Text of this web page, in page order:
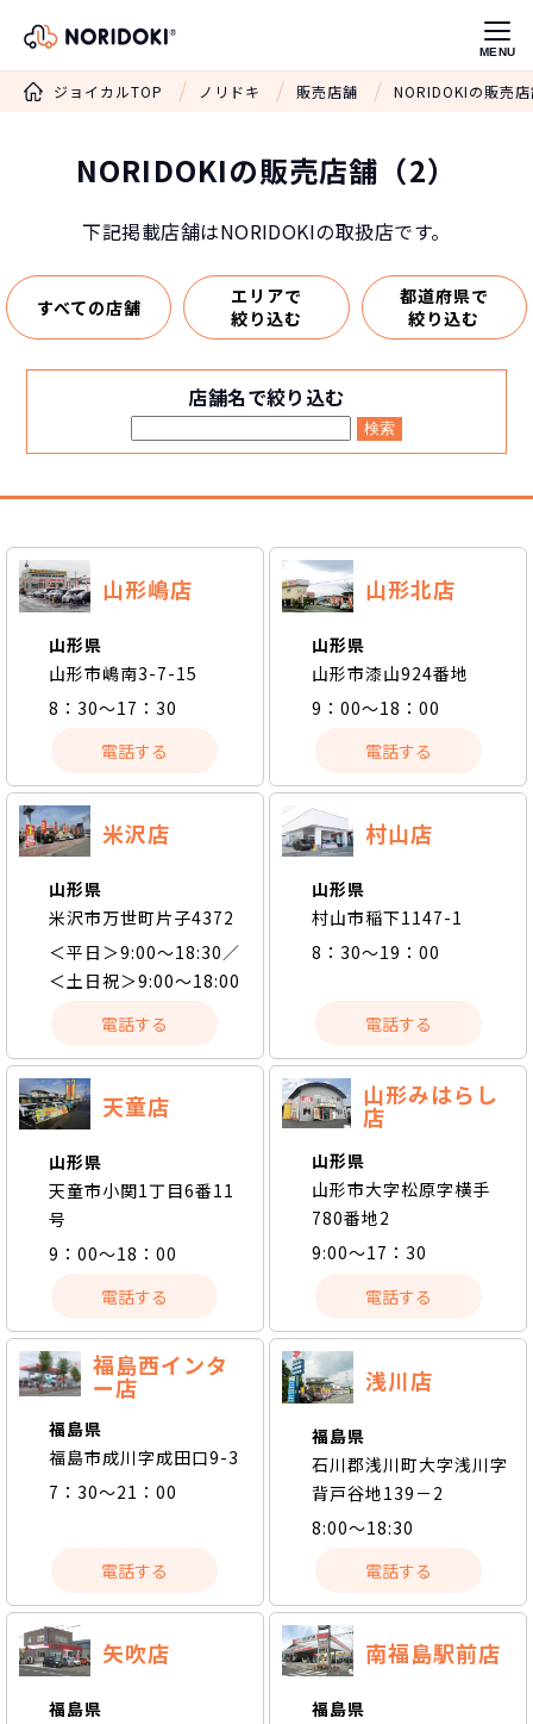
MENU
ジョイカルTOP ノリドキ 販売店舗 NORIDOKIの販売
NORIDOKIの販売店舗（2）
下記掲載店舗はNORIDOKIの取扱店です。
すべての店舗
エリアで
絞り込む
都道府県で
絞り込む
店舗名で絞り込む
検索
山形嶋店
山形県
山形市嶋南3-7-15
8：30～17：30
電話する
山形北店
山形県
山形市漆山924番地
9：00～18：00
電話する
米沢店
山形県
米沢市万世町片子4372
＜平日＞9:00〜18:30／
＜土日祝＞9:00〜18:00
電話する
村山店
山形県
村山市稲下1147-1
8：30～19：00
電話する
天童店
山形県
天童市小関1丁目6番11
号
9：00～18：00
電話する
山形みはらし
店
山形県
山形市大字松原字横手
780番地2
9:00～17：30
電話する
福島西インタ
ー店
福島県
福島市成川字成田口9-3
7：30～21：00
電話する
浅川店
福島県
石川郡浅川町大字浅川字
背戸谷地139－2
8:00～18:30
電話する
矢吹店
福島県
南福島駅前店
福島県